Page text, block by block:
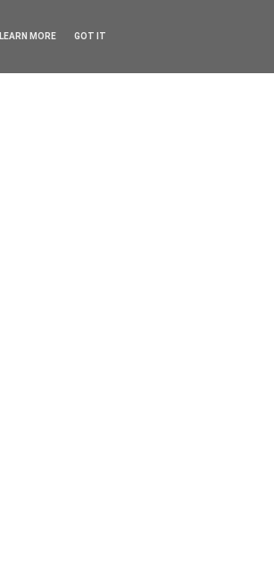
LEARN MORE GOT IT